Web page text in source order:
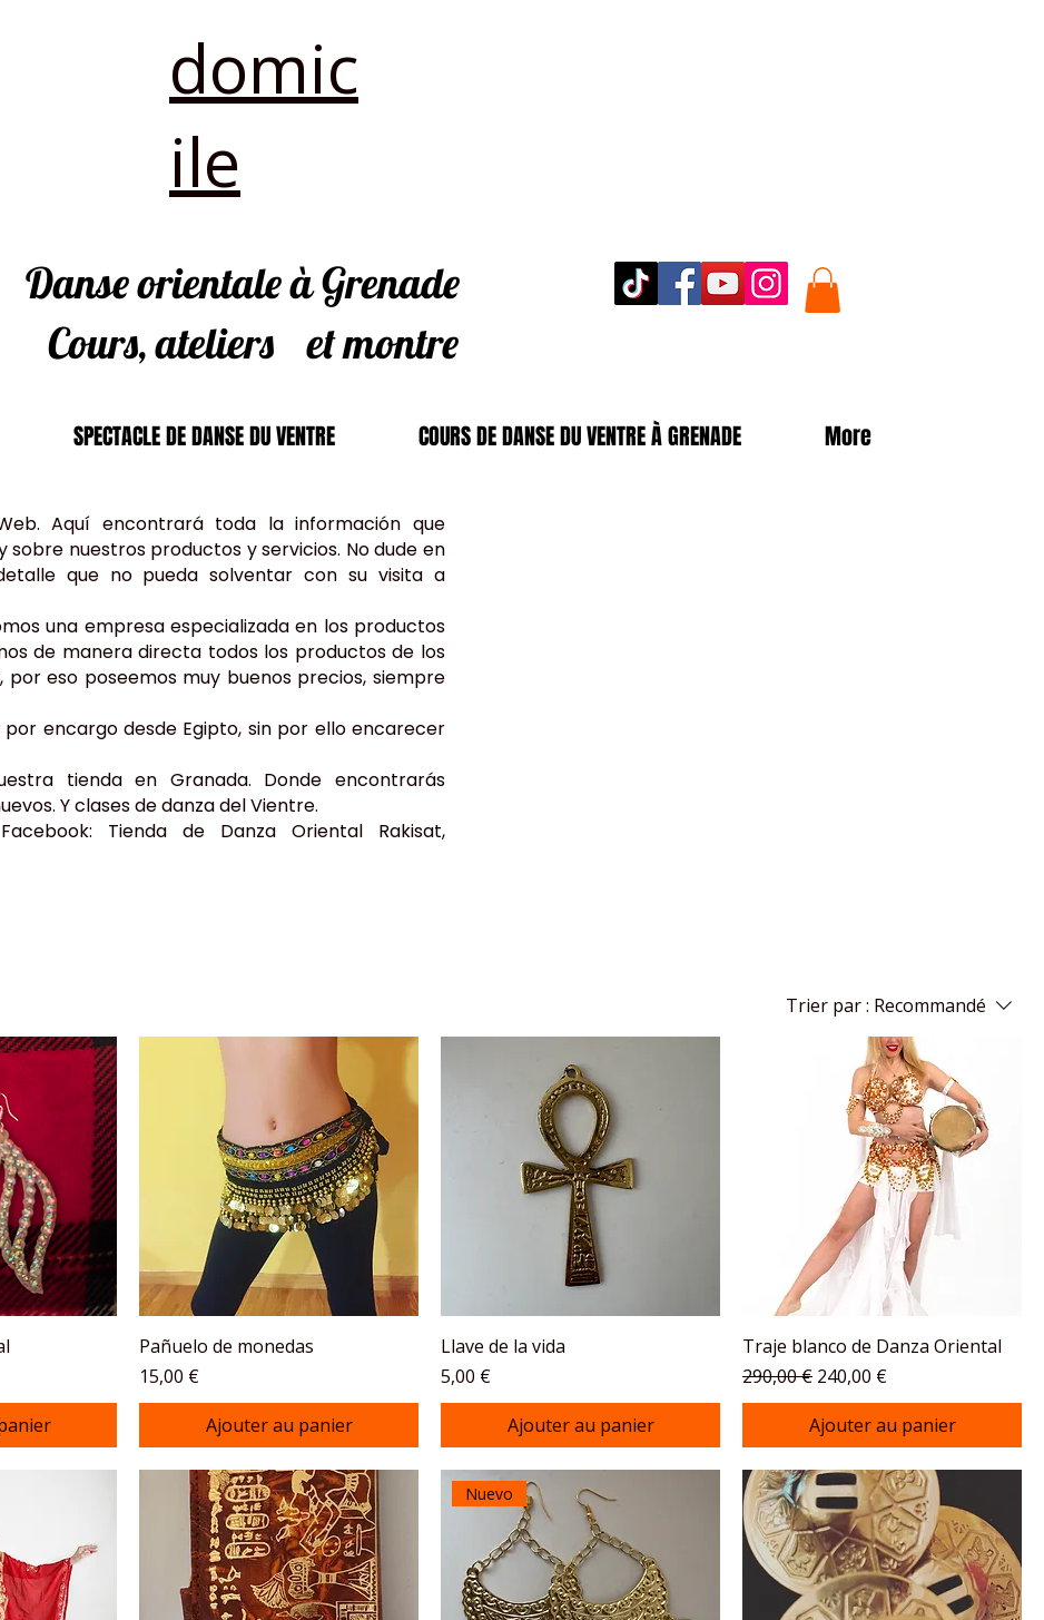
domic
ile
Danse orientale à Grenade
Cours, ateliers
et montre
SPECTACLE DE DANSE DU VENTRE COURS DE DANSE DU VENTRE À GRENADE More
Aquí encontrará toda la información que
sobre nuestros productos y servicios. No dude en
que no pueda solventar con su visita a
una empresa especializada en los productos
de manera directa todos los productos de los
eso poseemos muy buenos precios, siempre
encargo desde Egipto, sin por ello encarecer
tienda en Granada. Donde encontrarás
Y clases de danza del Vientre.
Tienda de Danza Oriental Rakisat,
Trier par : Recommandé
Pañuelo de monedas
Prix
15,00 €
Ajouter au panier
Llave de la vida
Prix
5,00 €
Ajouter au panier
Traje blanco de Danza Oriental
Prix original
290,00 € Prix promotionnel
240,00 €
Ajouter au panier
Nuevo